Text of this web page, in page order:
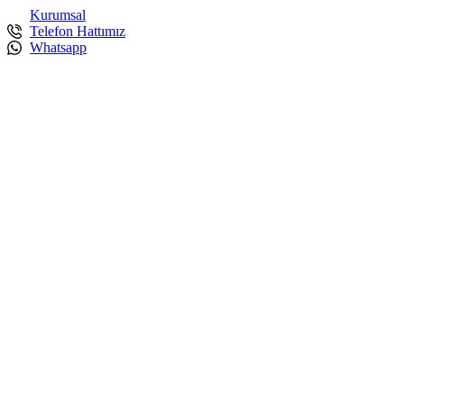
İçeriğe
atla
Kurumsal
Telefon Hattımız
Whatsapp